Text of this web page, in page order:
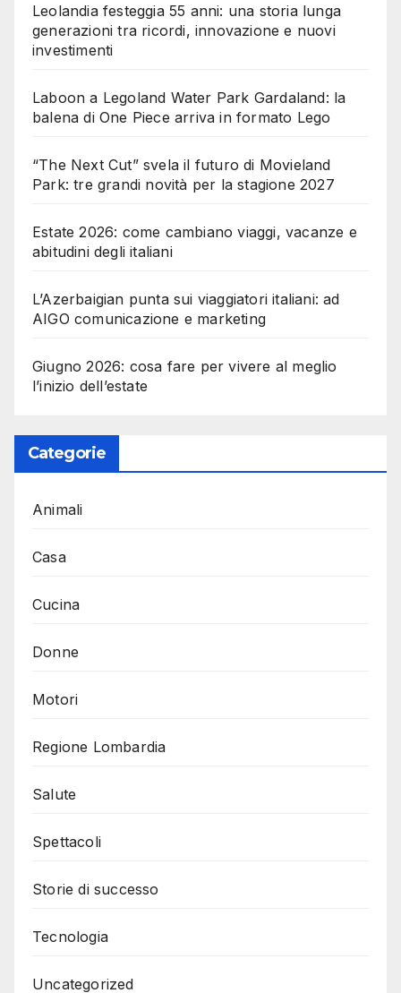
Leolandia festeggia 55 anni: una storia lunga
generazioni tra ricordi, innovazione e nuovi
investimenti
Laboon a Legoland Water Park Gardaland: la
balena di One Piece arriva in formato Lego
“The Next Cut” svela il futuro di Movieland
Park: tre grandi novità per la stagione 2027
Estate 2026: come cambiano viaggi, vacanze e
abitudini degli italiani
L’Azerbaigian punta sui viaggiatori italiani: ad
AIGO comunicazione e marketing
Giugno 2026: cosa fare per vivere al meglio
l’inizio dell’estate
Categorie
Animali
Casa
Cucina
Donne
Motori
Regione Lombardia
Salute
Spettacoli
Storie di successo
Tecnologia
Uncategorized